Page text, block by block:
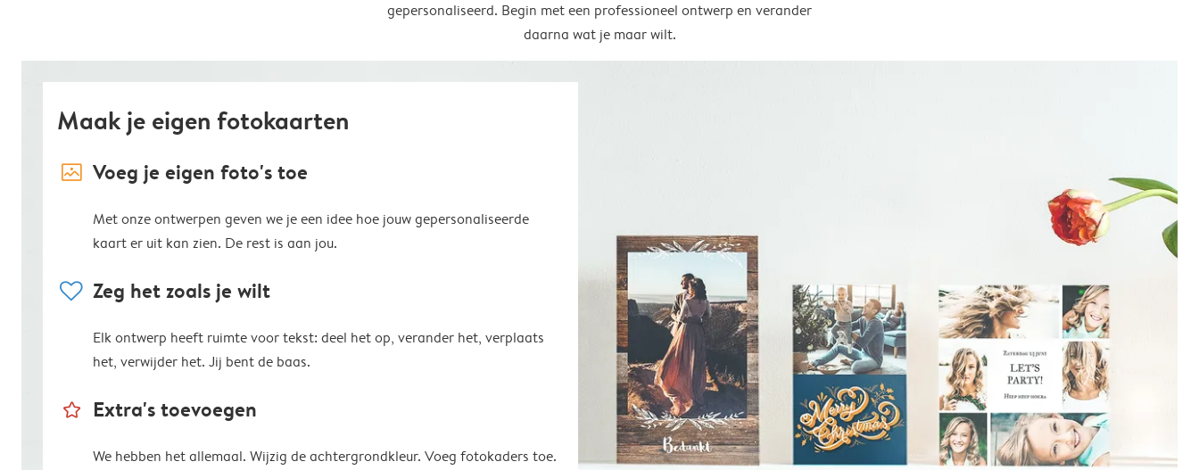
gepersonaliseerd. Begin met een professioneel ontwerp en verander
daarna wat je maar wilt.
Maak je eigen fotokaarten
image_placeholder Voeg je eigen foto's toe
Met onze ontwerpen geven we je een idee hoe jouw gepersonaliseerde
kaart er uit kan zien. De rest is aan jou.
heart Zeg het zoals je wilt
Elk ontwerp heeft ruimte voor tekst: deel het op, verander het, verplaats
het, verwijder het. Jij bent de baas.
star_outline Extra's toevoegen
We hebben het allemaal. Wijzig de achtergrondkleur. Voeg fotokaders toe.